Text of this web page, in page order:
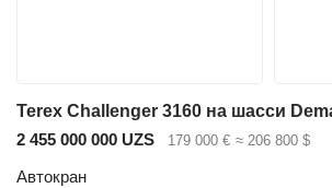
2 455 000 000 UZS 179 000 € ≈ 206 800 $
Автокран